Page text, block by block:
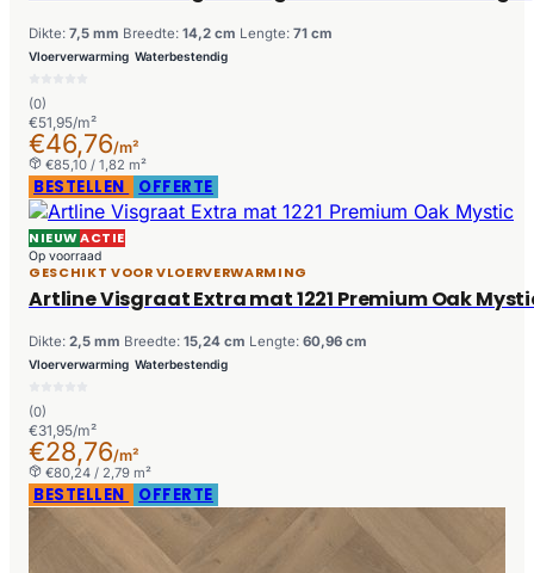
Dikte: 7,5 mm Breedte: 14,2 cm Lengte: 71 cm
Vloerverwarming Waterbestendig
(0)
€51,95/m²
€46,76/m²
€85,10 / 1,82 m²
BESTELLEN OFFERTE
NIEUWACTIE
Op voorraad
GESCHIKT VOOR VLOERVERWARMING
Artline Visgraat Extra mat 1221 Premium Oak
Dikte: 2,5 mm Breedte: 15,24 cm Lengte: 60,96 cm
Vloerverwarming Waterbestendig
(0)
€31,95/m²
€28,76/m²
€80,24 / 2,79 m²
BESTELLEN OFFERTE